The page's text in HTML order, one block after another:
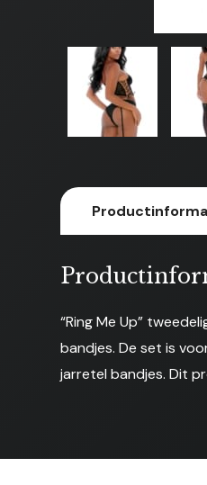
“Ring Me Up”
bandjes. De set is
jarretel bandjes. Dit